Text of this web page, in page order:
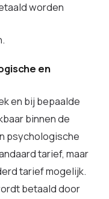
worden
en
en bij bepaalde
binnen de
psychologische
tarief, maar
tarief mogelijk.
betaald door